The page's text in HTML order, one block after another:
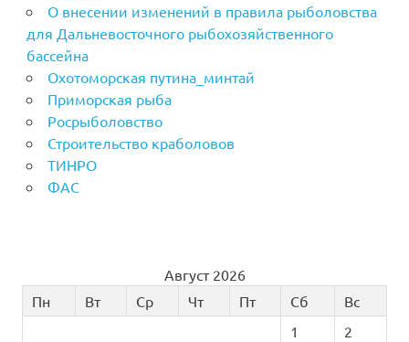
О внесении изменений в правила рыболовства
для Дальневосточного рыбохозяйственного
бассейна
Охотоморская путина_минтай
Приморская рыба
Росрыболовство
Строительство краболовов
ТИНРО
ФАС
Август 2026
Пн
Вт Ср Чт Пт Сб
Вс
1
2